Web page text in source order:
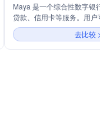
Maya 是一个综合性数字银
贷款、信用卡等服务。用
进行资金转账、支付账单
和提现。Maya还提供个性
户可以拥有带有自己@用户
去比较